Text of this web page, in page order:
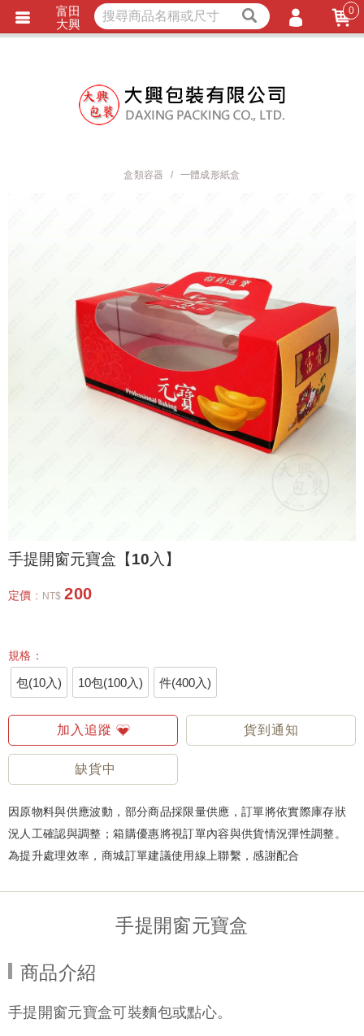
立即詢價 LINE詢問
盒類容器 一體成形紙盒
手提開窗元寶盒【10入】
定價 : NT$ 200
規格：
包(10入) 10包(100入) 件(400入)
加入追蹤 貨到通知
缺貨中
因原物料與供應波動，部分商品採限量供應，訂單將依實際庫存狀
況人工確認與調整；箱購優惠將視訂單內容與供貨情況彈性調整。
為提升處理效率，商城訂單建議使用線上聯繫，感謝配合
手提開窗元寶盒
商品介紹
手提開窗元寶盒可裝麵包或點心。
富田
大興
0
會員註冊
忘記密碼
獨家商品 耐熱內襯